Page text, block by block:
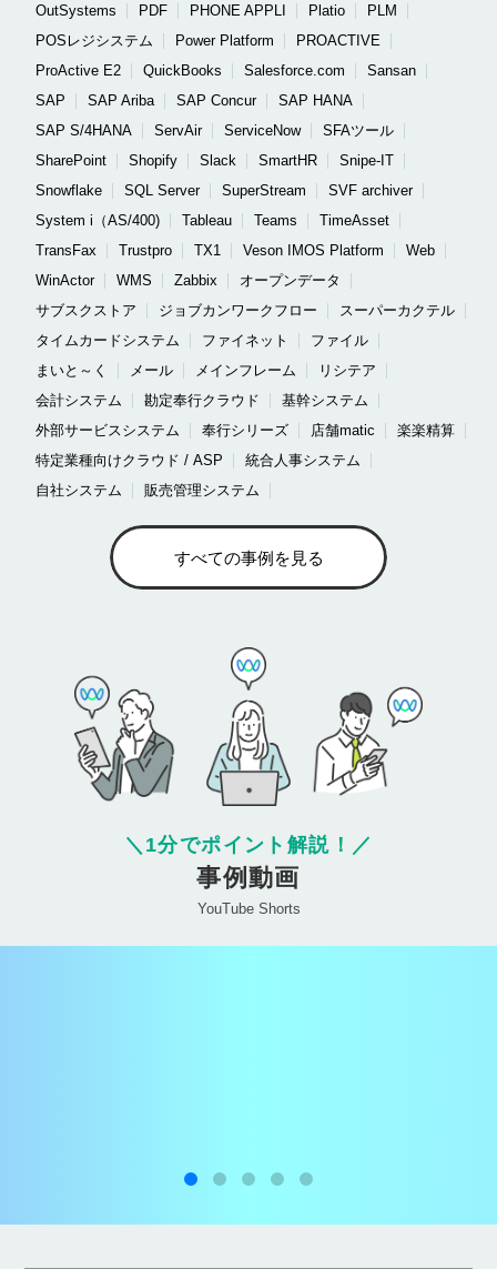
OutSystems
PDF PHONE APPLI Platio
PLM
POSレジシステム
Power Platform
PROACTIVE
ProActive E2
QuickBooks Salesforce.com
Sansan
SAP
SAP Ariba SAP Concur
SAP HANA
SAP S/4HANA
ServAir ServiceNow
SFAツール
SharePoint
Shopify Slack SmartHR
Snipe-IT
Snowflake
SQL Server SuperStream
SVF archiver
System i（AS/400)
Tableau Teams
TimeAsset
TransFax
Trustpro TX1 Veson IMOS Platform
Web
WinActor
WMS Zabbix
オープンデータ
サブスクストア
ジョブカンワークフロー
スーパーカクテル
タイムカードシステム
ファイネット
ファイル
まいと～く
メール メインフレーム
リシテア
会計システム
勘定奉行クラウド
基幹システム
外部サービスシステム
奉行シリーズ 店舗matic
楽楽精算
特定業種向けクラウド / ASP
統合人事システム
自社システム
販売管理システム
すべての事例を見る
＼ 1分でポイント解説！ ／
事例動画
YouTube Shorts